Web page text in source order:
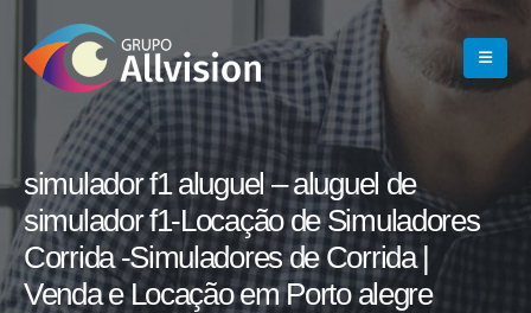
simulador f1 aluguel – aluguel de
simulador f1-Locação de Simuladores
Corrida -Simuladores de Corrida |
Venda e Locação em Porto alegre